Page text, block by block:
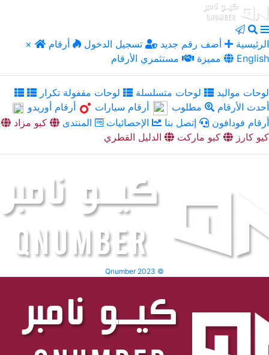
× الرئيسية أضف رقم جديد تسجيل الدخول
أرقام
مميزة
مستثمري الأرقام English
لوحات مواليد لوحات متسلسلة
لوحات مقفولة تكرار
أحدث الأرقام
مطلوب أرقام سيارات
أرقام أوريدو
أرقام فودافون
إتصل بنا الإحصائيات المنتدى
كيو مزاد
كيو كارز
كيو ماركت الدليل القطري
Qnumber 2023 ©